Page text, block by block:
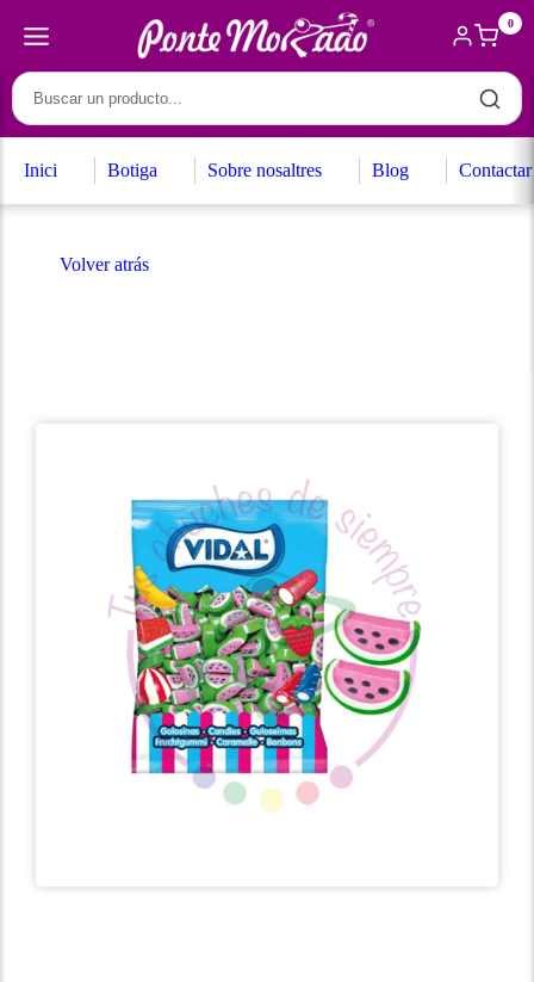
0
Inici Botiga Sobre nosaltres Blog Contactar
Volver atrás